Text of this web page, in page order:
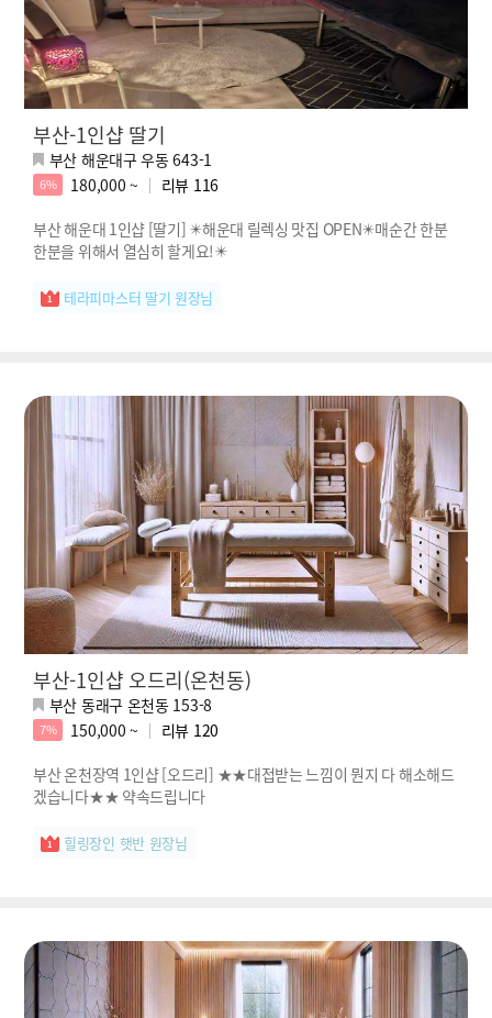
부산-1인샵 딸기
부산 해운대구 우동 643-1
6% 180,000 ~ 리뷰 116
부산 해운대 1인샵 [딸기] ✴️해운대 릴렉싱 맛집 OPEN✴️매순간 한분
한분을 위해서 열심히 할게요!✴️
테라피마스터 딸기 원장님
부산-1인샵 오드리(온천동)
부산 동래구 온천동 153-8
7% 150,000 ~ 리뷰 120
부산 온천장역 1인샵 [오드리] ★★대접받는 느낌이 뭔지 다 해소해드
겠습니다★★ 약속드립니다
힐링장인 햇반 원장님